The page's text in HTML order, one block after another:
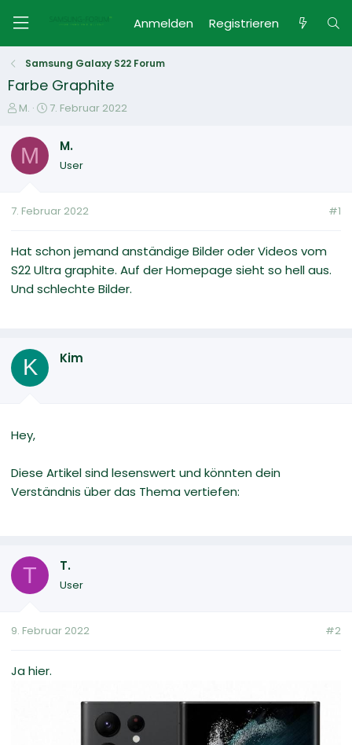
Anmelden Registrieren
Samsung Galaxy S22 Forum
Farbe Graphite
E
s
e
e
M.
E
t
m
7. Februar 2022
M M.
User
7. Februar 2022 #1
Hat schon jemand anständige Bilder oder Videos vom
S22 Ultra graphite. Auf der Homepage sieht so hell aus.
Und schlechte Bilder.
K Kim
Hey,
Diese Artikel sind lesenswert und könnten dein
Verständnis über das Thema vertiefen:
T T.
User
9. Februar 2022 #2
Ja hier.